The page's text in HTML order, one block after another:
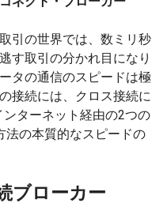
引の世界では、数ミリ秒
す取引の分かれ目になり
タの通信のスピードは極
接続には、クロス接続に
ターネット経由の2つの
法の本質的なスピードの
ブローカー